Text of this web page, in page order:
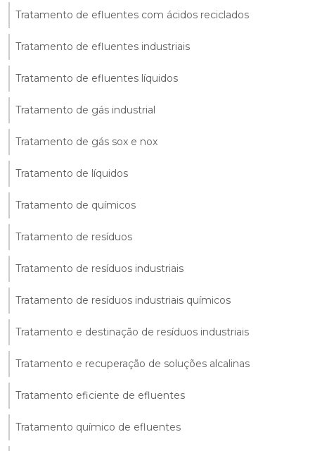
Tratamento de efluentes com ácidos reciclados
Tratamento de efluentes industriais
Tratamento de efluentes líquidos
Tratamento de gás industrial
Tratamento de gás sox e nox
Tratamento de líquidos
Tratamento de químicos
Tratamento de resíduos
Tratamento de resíduos industriais
Tratamento de resíduos industriais químicos
Tratamento e destinação de resíduos industriais
Tratamento e recuperação de soluções alcalinas
Tratamento eficiente de efluentes
Tratamento químico de efluentes